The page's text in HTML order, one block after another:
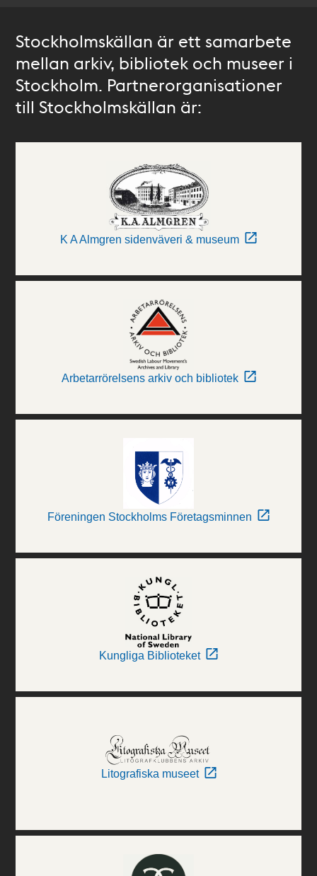
Stockholmskällan är ett samarbete
mellan arkiv, bibliotek och museer i
Stockholm. Partnerorganisationer
till Stockholmskällan är:
K A Almgren sidenväveri & museum
Arbetarrörelsens arkiv och bibliotek
Föreningen Stockholms Företagsminnen
Kungliga Biblioteket
Litografiska museet